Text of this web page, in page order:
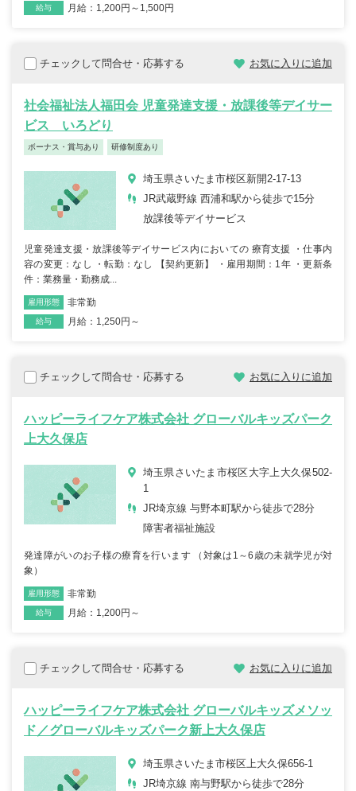
給与 月給：1,200円～1,500円
チェックして問合せ・応募する お気に入りに追加
社会福祉法人福田会 児童発達支援・放課後等デイサー
ビス いろどり
ボーナス・賞与あり 研修制度あり
埼玉県さいたま市桜区新開2-17-13
JR武蔵野線 西浦和駅から徒歩で15分
放課後等デイサービス
児童発達支援・放課後等デイサービス内においての 療育支援 ・仕事内
容の変更：なし ・転勤：なし 【契約更新】 ・雇用期間：1年 ・更新条
件：業務量・勤務成...
職種
雇用形態 非常勤
給与 月給：1,250円～
チェックして問合せ・応募する お気に入りに追加
ハッピーライフケア株式会社 グローバルキッズパーク
上大久保店
埼玉県さいたま市桜区大字上大久保502-
1
JR埼京線 与野本町駅から徒歩で28分
障害者福祉施設
発達障がいのお子様の療育を行います （対象は1～6歳の未就学児が対
象）
職種
雇用形態 非常勤
給与 月給：1,200円～
チェックして問合せ・応募する お気に入りに追加
ハッピーライフケア株式会社 グローバルキッズメソッ
ド／グローバルキッズパーク新上大久保店
埼玉県さいたま市桜区上大久保656-1
JR埼京線 南与野駅から徒歩で28分